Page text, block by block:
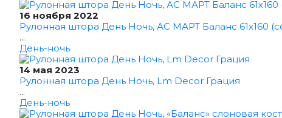
16 ноября 2022
Рулонная штора День Ночь, АС МАРТ Баланс 61x160
...
День-ночь
14 мая 2023
Рулонная штора День Ночь, Lm Decor Грация
...
День-ночь